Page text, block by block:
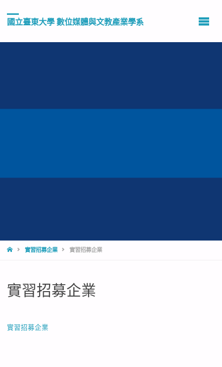
國立臺東大學 數位媒體與文教產業學系
HOME實習招募企業 實習招募企業
實習招募企業
實習招募企業